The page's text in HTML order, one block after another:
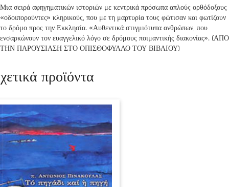
Μια σειρά αφηγηματικών ιστοριών με κεντρικά πρόσωπα απλούς ορθόδοξους
«οδοιπορούντες» κληρικούς, που με τη μαρτυρία τους φώτισαν και φωτίζουν
το δρόμο προς την Εκκλησία. «Αυθεντικά στιγμιότυπα ανθρώπων, που
ενσαρκώνουν τον ευαγγελικό λόγο σε δρόμους ποιμαντικής διακονίας». (ΑΠΟ
ΤΗΝ ΠΑΡΟΥΣΙΑΣΗ ΣΤΟ ΟΠΙΣΘΟΦΥΛΛΟ ΤΟΥ ΒΙΒΛΙΟΥ)
προϊόντα